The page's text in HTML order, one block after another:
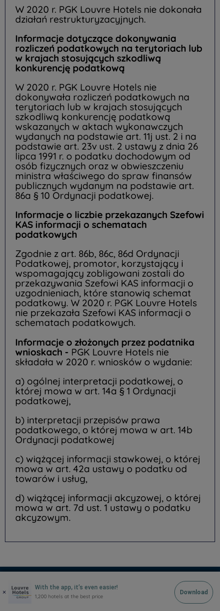
W 2020 r. PGK Louvre Hotels nie dokonała
działań restrukturyzacyjnych.
Informacje dotyczące dokonywania
rozliczeń podatkowych na terytoriach lub
w krajach stosujących szkodliwą
konkurencję podatkową
W 2020 r. PGK Louvre Hotels nie
dokonywała rozliczeń podatkowych na
terytoriach lub w krajach stosujących
szkodliwą konkurencję podatkową
wskazanych w aktach wykonawczych
wydanych na podstawie art. 11j ust. 2 i na
podstawie art. 23v ust. 2 ustawy z dnia 26
lipca 1991 r. o podatku dochodowym od
osób fizycznych oraz w obwieszczeniu
ministra właściwego do spraw finansów
publicznych wydanym na podstawie art.
86a § 10 Ordynacji podatkowej.
Informacje o liczbie przekazanych Szefowi
KAS informacji o schematach
podatkowych
Zgodnie z art. 86b, 86c, 86d Ordynacji
Podatkowej, promotor, korzystający i
wspomagający zobligowani zostali do
przekazywania Szefowi KAS informacji o
uzgodnieniach, które stanowią schemat
podatkowy. W 2020 r. PGK Louvre Hotels
nie przekazała Szefowi KAS informacji o
schematach podatkowych.
Informacje o złożonych przez podatnika
wnioskach - PGK Louvre Hotels nie
składała w 2020 r. wniosków o wydanie:
a) ogólnej interpretacji podatkowej, o
której mowa w art. 14a § 1 Ordynacji
podatkowej,
b) interpretacji przepisów prawa
podatkowego, o której mowa w art. 14b
Ordynacji podatkowej
c) wiążącej informacji stawkowej, o której
mowa w art. 42a ustawy o podatku od
towarów i usług,
d) wiążącej informacji akcyzowej, o której
mowa w art. 7d ust. 1 ustawy o podatku
akcyzowym.
TOP DESTINATIONS
Hotels in Manchester
Hotels in Amsterdam
Hotels in Washington
Escape Offer
Member rate
Legal notice
Privacy policy
Cookie policy
× With the app, it’s even easier!
1,200 hotels at the best price
Download